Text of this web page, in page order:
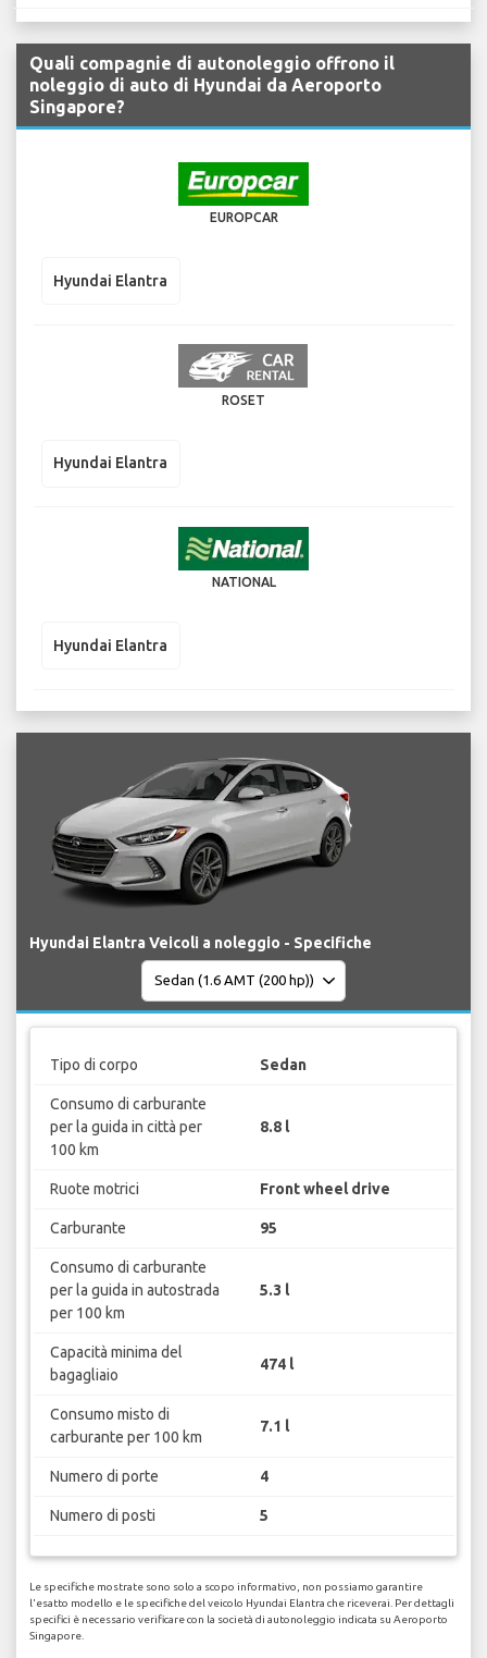
Quali compagnie di autonoleggio offrono il
noleggio di auto di Hyundai da Aeroporto
Singapore?
EUROPCAR
Hyundai Elantra
ROSET
Hyundai Elantra
NATIONAL
Hyundai Elantra
Hyundai Elantra Veicoli a noleggio - Specifiche
Tipo di corpo Sedan
Consumo di carburante
per la guida in città per
100 km
8.8 l
Ruote motrici Front wheel drive
Carburante 95
Consumo di carburante
per la guida in autostrada
per 100 km
5.3 l
Capacità minima del
bagagliaio
474 l
Consumo misto di
carburante per 100 km
7.1 l
Numero di porte 4
Numero di posti 5
Le specifiche mostrate sono solo a scopo informativo, non possiamo garantire
l'esatto modello e le specifiche del veicolo Hyundai Elantra che riceverai. Per dettagli
specifici è necessario verificare con la società di autonoleggio indicata su Aeroporto
Singapore.